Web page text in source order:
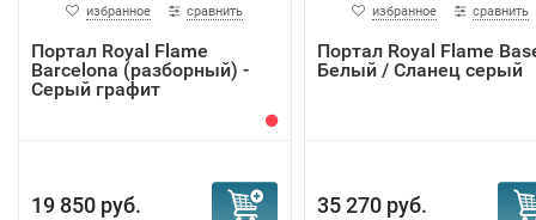
избранное сравнить
Портал Royal Flame
Barcelona (разборный) -
Серый графит
19 850 руб.
избранное сравнить
Портал Royal Flame
Белый / Сланец серый
35 270 руб.